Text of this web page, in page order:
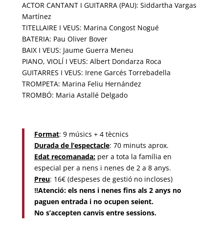
ACTOR CANTANT I GUITARRA (PAU): Siddartha Vargas
Martínez
TITELLAIRE I VEUS: Marina Congost Nogué
BATERIA: Pau Oliver Bover
BAIX I VEUS: Jaume Guerra Meneu
PIANO, VIOLÍ I VEUS: Albert Dondarza Roca
GUITARRES I VEUS: Irene Garcés Torrebadella
TROMPETA: Marina Feliu Hernández
TROMBÓ: Maria Astallé Delgado
Format: 9 músics + 4 tècnics
Durada de l’espectacle: 70 minuts aprox.
Edat recomanada:per a tota la família en
especial per a nens i nenes de 2 a 8 anys.
Preu: 16€ (despeses de gestió no incloses)
‼️Atenció: els nens i nenes fins als 2 anys no
paguen entrada i no ocupen seient.
No s’accepten canvis entre sessions.